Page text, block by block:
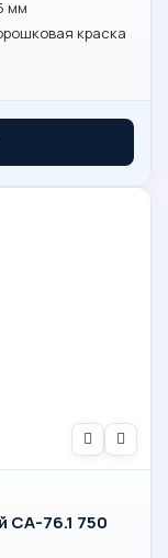
мм
краска
СА-76.1 750